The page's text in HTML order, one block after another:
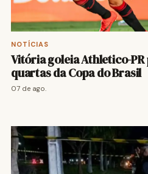
NOTÍCIAS
Vitória goleia Athletico-PR
quartas da Copa do Brasil
07 de ago.